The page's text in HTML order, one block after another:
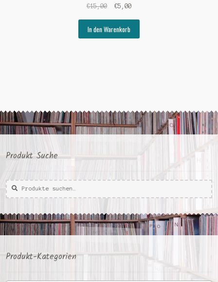
€15,00
Ursprünglicher
war:
€15,00
€5,00Aktueller
€5,00.
In den Warenkorb
Produkt Suche
Suche
nach:
Suche
Produkt-Kategorien